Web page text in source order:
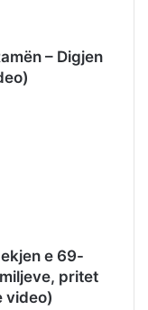
– Digjen
e 69-
pritet
video)